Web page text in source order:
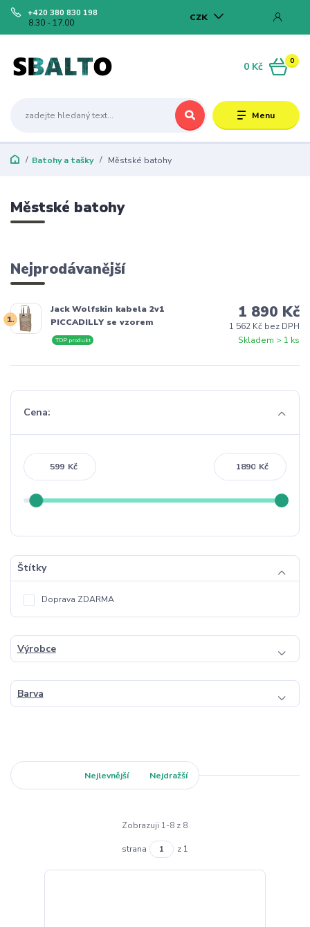
Menu
CZK
+420 380 830 198
8.30 - 17.00
0
0 Kč
Batohy a tašky Městské batohy
Městské batohy
Nejprodávanější
1.
Jack Wolfskin kabela 2v1
PICCADILLY se vzorem
Skladem > 1 ks
TOP produkt
1 890 Kč
1 562 Kč bez DPH
Cena:
Kč Kč
Štítky
Doprava ZDARMA
Výrobce
Barva
Nejlevnější Nejdražší
Zobrazuji 1-8 z 8
strana z 1